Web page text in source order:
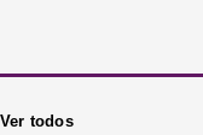
Ver todos